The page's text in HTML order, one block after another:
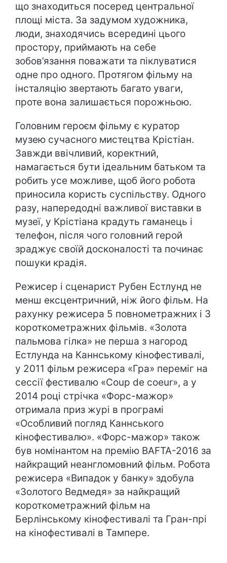
що знаходиться посеред центральної
площі міста. За задумом художника,
люди, знаходячись всередині цього
простору, приймають на себе
зобов’язання поважати та піклуватися
одне про одного. Протягом фільму на
інсталяцію звертають багато уваги,
проте вона залишається порожньою.
Головним героєм фільму є куратор
музею сучасного мистецтва Крістіан.
Завжди ввічливий, коректний,
намагається бути ідеальним батьком та
робить усе можливе, щоб його робота
приносила користь суспільству. Одного
разу, напередодні важливої виставки в
музеї, у Крістіана крадуть гаманець і
телефон, після чого головний герой
зраджує своїй досконалості та починає
пошуки крадія.
Режисер і сценарист Рубен Естлунд не
менш ексцентричний, ніж його фільм. На
рахунку режисера 5 повнометражних і 3
короткометражних фільмів. «Золота
пальмова гілка» не перша з нагород
Естлунда на Каннському кінофестивалі,
у 2011 фільм режисера «Гра» переміг на
сессії фестивалю «Coup de coeur», а у
2014 році стрічка «Форс-мажор»
отримала приз журі в програмі
«Особливий погляд Каннського
кінофестивалю». «Форс-мажор» також
був номінантом на премію BAFTA-2016 за
найкращий неангломовний фільм. Робота
режисера «Випадок у банку» здобула
«Золотого Ведмедя» за найкращий
короткометражний фільм на
Берлінському кінофестивалі та Гран-прі
на кінофестивалі в Тампере.